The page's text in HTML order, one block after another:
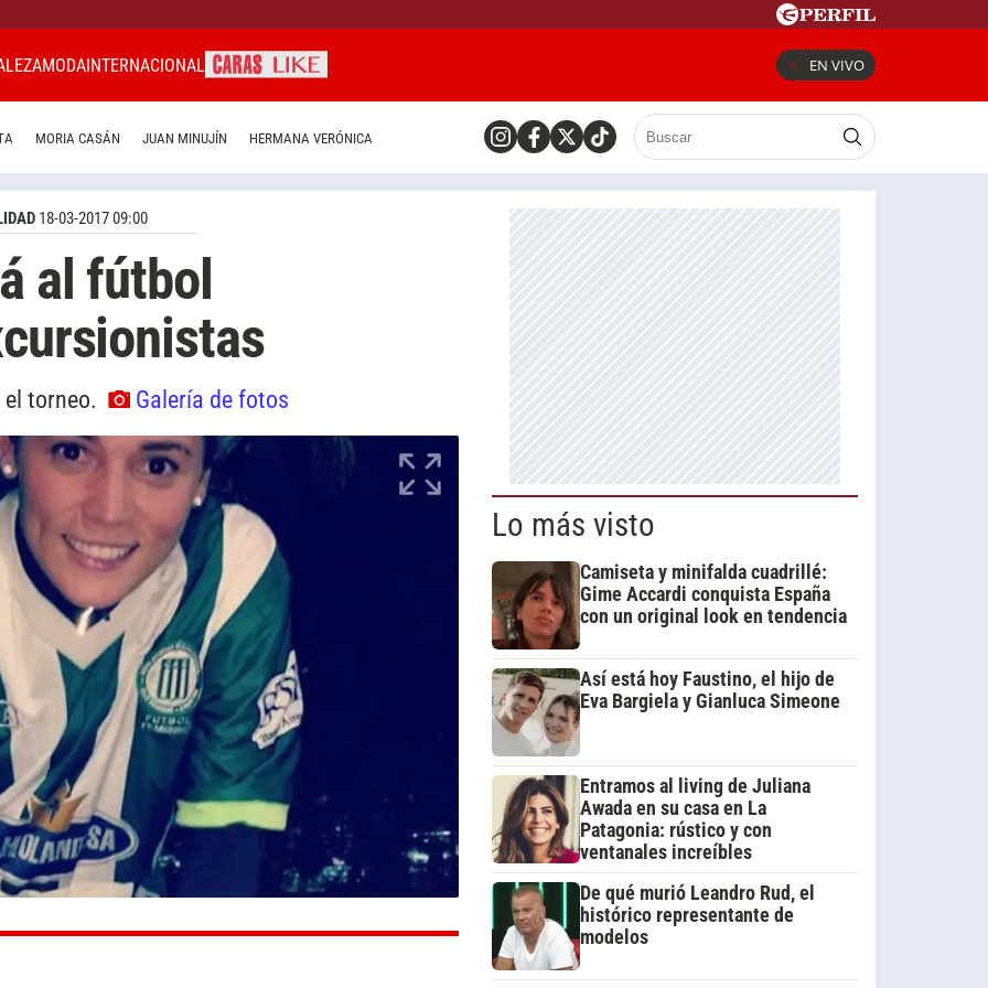
MODAINTERNACIONAL EN VIVO
MORIA CASÁN JUAN MINUJÍN HERMANA VERÓNICA
18-03-2017 09:00
al fútbol
torneo. Galería de fotos
Lo más visto
Camiseta y minifalda cuadrillé:
Gime Accardi conquista España
con un original look en tendencia
Así está hoy Faustino, el hijo de
Eva Bargiela y Gianluca Simeone
Entramos al living de Juliana
Awada en su casa en La
Patagonia: rústico y con
ventanales increíbles
De qué murió Leandro Rud, el
histórico representante de
modelos